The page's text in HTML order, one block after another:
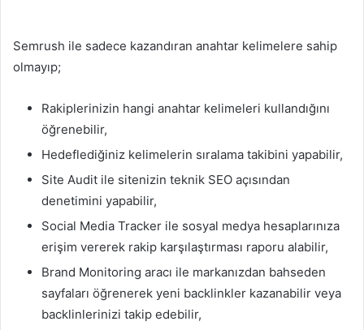
Semrush ile sadece kazandıran anahtar kelimelere sahip
olmayıp;
Rakiplerinizin hangi anahtar kelimeleri kullandığını
öğrenebilir,
Hedeflediğiniz kelimelerin sıralama takibini yapabilir,
Site Audit ile sitenizin teknik SEO açısından
denetimini yapabilir,
Social Media Tracker ile sosyal medya hesaplarınıza
erişim vererek rakip karşılaştırması raporu alabilir,
Brand Monitoring aracı ile markanızdan bahseden
sayfaları öğrenerek yeni backlinkler kazanabilir veya
backlinlerinizi takip edebilir,